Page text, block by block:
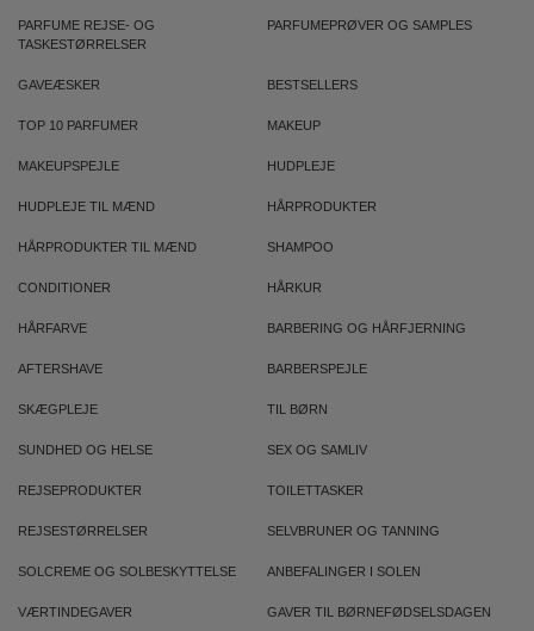
PARFUME REJSE- OG
TASKESTØRRELSER
PARFUMEPRØVER OG SAMPLES
GAVEÆSKER BESTSELLERS
TOP 10 PARFUMER MAKEUP
MAKEUPSPEJLE HUDPLEJE
HUDPLEJE TIL MÆND HÅRPRODUKTER
HÅRPRODUKTER TIL MÆND SHAMPOO
CONDITIONER HÅRKUR
HÅRFARVE BARBERING OG HÅRFJERNING
AFTERSHAVE BARBERSPEJLE
SKÆGPLEJE TIL BØRN
SUNDHED OG HELSE SEX OG SAMLIV
REJSEPRODUKTER TOILETTASKER
REJSESTØRRELSER SELVBRUNER OG TANNING
SOLCREME OG SOLBESKYTTELSE ANBEFALINGER I SOLEN
VÆRTINDEGAVER GAVER TIL BØRNEFØDSELSDAGEN